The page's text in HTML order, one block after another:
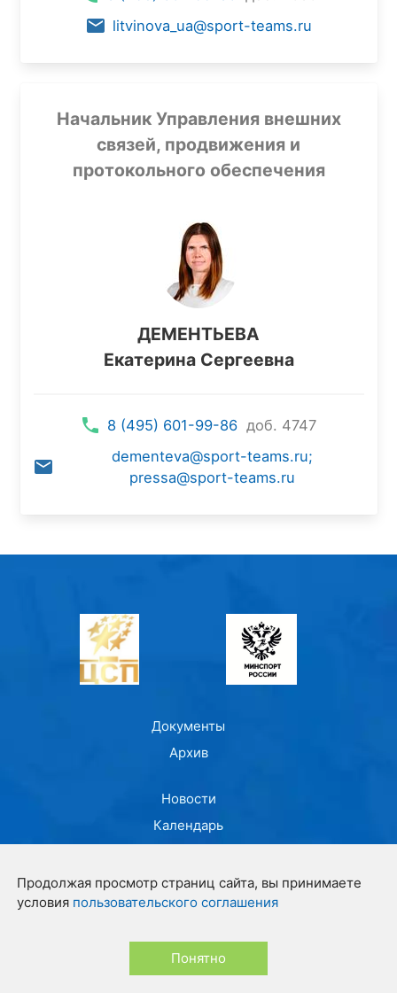
litvinova_ua@sport-teams.ru
Начальник Управления внешних
связей, продвижения и
протокольного обеспечения
ДЕМЕНТЬЕВА
Екатерина Сергеевна
8 (495) 601-99-86 доб. 4747
dementeva@sport-teams.ru;
pressa@sport-teams.ru
Документы
Архив
Новости
Календарь
Контакты
© ФГБУ "ЦСП" 2021-2026
Продолжая просмотр страниц сайта, вы принимаете
условия пользовательского соглашения
Понятно